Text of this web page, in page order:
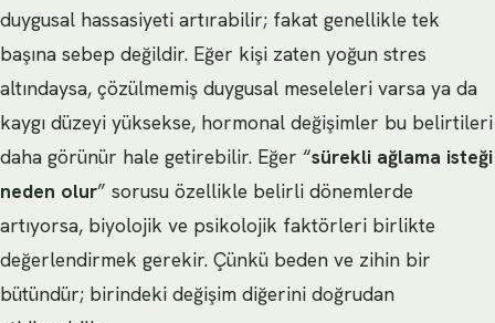
duygusal hassasiyeti artırabilir; fakat genellikle tek
başına sebep değildir. Eğer kişi zaten yoğun stres
altındaysa, çözülmemiş duygusal meseleleri varsa ya da
kaygı düzeyi yüksekse, hormonal değişimler bu belirtileri
daha görünür hale getirebilir. Eğer “sürekli ağlama isteği
neden olur” sorusu özellikle belirli dönemlerde
artıyorsa, biyolojik ve psikolojik faktörleri birlikte
değerlendirmek gerekir. Çünkü beden ve zihin bir
bütündür; birindeki değişim diğerini doğrudan